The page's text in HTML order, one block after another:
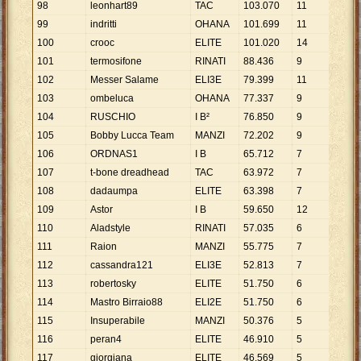
98 leonhart89 TAC 103.070 11 9
99
indritti OHANA 101.699 11
100
crooc ELITE 101.020 14
101
termosifone RINATI 88.436 9
102
Messer Salame ELI3E 79.399 11 7
103
ombeluca OHANA 77.337 9
104
RUSCHIO I B² 76.850 9 8
105
Bobby Lucca Team MANZI 72.202 9 8
106
ORDNAS1 I B 65.712 7
107
t-bone dreadhead TAC 63.972 7 9.
108
dadaumpa ELITE 63.398 7
109
Astor I B 59.650 12
110
Aladstyle RINATI 57.035 6
111
Raion MANZI 55.775 7
112
cassandra121 ELI3E 52.813 7
113
robertosky ELITE 51.750 6
114
Mastro Birraio88 ELI2E 51.750 6
115
Insuperabile MANZI 50.376 5 10
116
peran4 ELITE 46.910 5
117
giorgiana ELITE 46.569 5 9